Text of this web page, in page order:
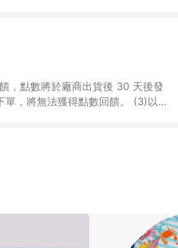
，點數將於廠商出貨後 30 天後發
，將無法獲得點數回饋。​ (3)以下
單」頁面查詢，請依LINE購物網站